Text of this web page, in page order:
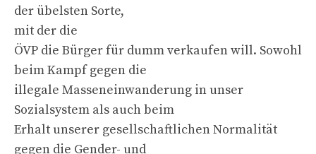
der übelsten Sorte,
mit der die
ÖVP die Bürger für dumm verkaufen will. Sowohl
beim Kampf gegen die
illegale Masseneinwanderung in unser
Sozialsystem als auch beim
Erhalt unserer gesellschaftlichen Normalität
gegen die Gender- und